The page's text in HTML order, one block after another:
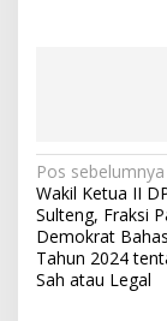
N
a
v
i
Pos sebelumnya
Wakil Ketua II
Sulteng, Fraksi
Demokrat
Tahun 2024
Sah atau Legal